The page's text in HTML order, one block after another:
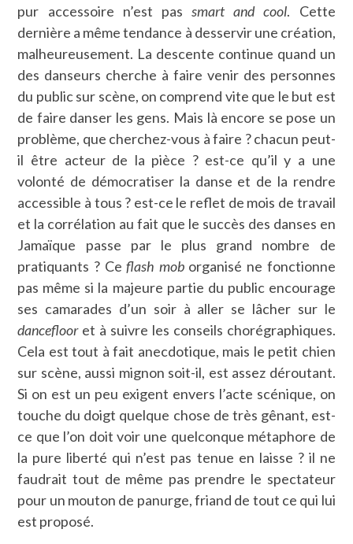
pur accessoire n’est passmart and cool. Cette
dernière a même tendance à desservir une création,
malheureusement. La descente continue quand un
des danseurs cherche à faire venir des personnes
du public sur scène, on comprend vite que le but est
de faire danser les gens. Mais là encore se pose un
problème, que cherchez-vous à faire ? chacun peut-
il être acteur de la pièce ? est-ce qu’il y a une
volonté de démocratiser la danse et de la rendre
accessible à tous ? est-ce le reflet de mois de travail
et la corrélation au fait que le succès des danses en
Jamaïque passe par le plus grand nombre de
pratiquants ? Ceflash moborganisé ne fonctionne
pas même si la majeure partie du public encourage
ses camarades d’un soir à aller se lâcher sur le
danceflooret à suivre les conseils chorégraphiques.
Cela est tout à fait anecdotique, mais le petit chien
sur scène, aussi mignon soit-il, est assez déroutant.
Si on est un peu exigent envers l’acte scénique, on
touche du doigt quelque chose de très gênant, est-
ce que l’on doit voir une quelconque métaphore de
la pure liberté qui n’est pas tenue en laisse ? il ne
faudrait tout de même pas prendre le spectateur
pour un mouton de panurge, friand de tout ce qui lui
est proposé.